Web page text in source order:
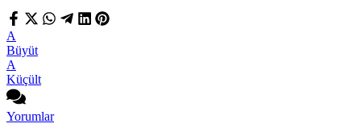
A
Büyüt
A
Küçült
Yorumlar